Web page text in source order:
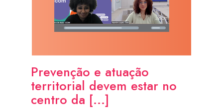
Prevenção e atuação
territorial devem estar no
centro da [...]